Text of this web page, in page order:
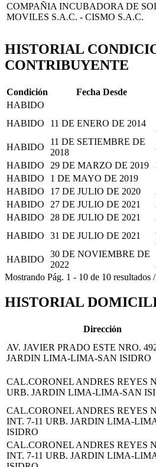
COMPAÑIA INCUBADORA DE
MOVILES S.A.C. - CISMO S.A.C.
HISTORIAL
CONTRIBUYENTE
Condición Fecha Desde
HABIDO
HABIDO
11 DE ENERO DE 2014
HABIDO
11 DE SETIEMBRE DE
2018
HABIDO
29 DE MARZO DE 2019
HABIDO
1 DE MAYO DE 2019
HABIDO
17 DE JULIO DE 2020
HABIDO
27 DE JULIO DE 2021
HABIDO
28 DE JULIO DE 2021
HABIDO
31 DE JULIO DE 2021
HABIDO
30 DE NOVIEMBRE DE
2022
Mostrando Pág. 1 - 10 de 10 resultados /
HISTORIAL
Dirección
AV. JAVIER PRADO ESTE NRO.
JARDIN LIMA-LIMA-SAN ISIDRO
CAL.CORONEL ANDRES REYES
URB. JARDIN LIMA-LIMA-SAN
CAL.CORONEL ANDRES REYES
INT. 7-11 URB. JARDIN LIMA-
ISIDRO
CAL.CORONEL ANDRES REYES
INT. 7-11 URB. JARDIN LIMA-